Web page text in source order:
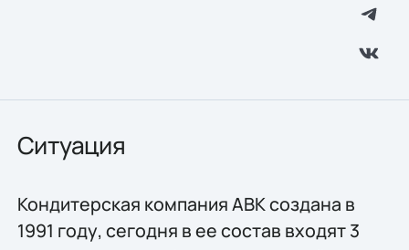
Ситуация
Кондитерская компания АВК создана в
1991 году, сегодня в ее состав входят 3